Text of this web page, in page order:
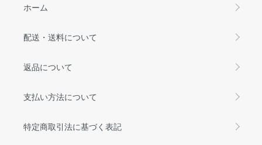
ホーム
配送・送料について
返品について
支払い方法について
特定商取引法に基づく表記